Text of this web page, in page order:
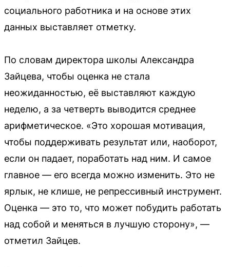
социального работника и на основе этих
данных выставляет отметку.
По словам директора школы Александра
Зайцева, чтобы оценка не стала
неожиданностью, её выставляют каждую
неделю, а за четверть выводится среднее
арифметическое. «Это хорошая мотивация,
чтобы поддерживать результат или, наоборот,
если он падает, поработать над ним. И самое
главное — его всегда можно изменить. Это не
ярлык, не клише, не репрессивный инструмент.
Оценка — это то, что может побудить работать
над собой и меняться в лучшую сторону», —
отметил Зайцев.